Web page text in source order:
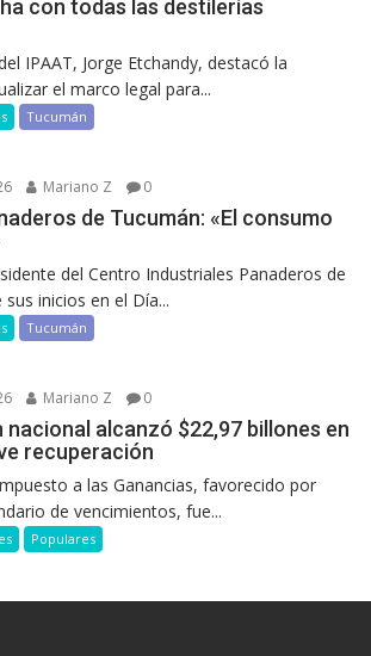
con todas las destilerías
IPAAT, Jorge Etchandy, destacó la
el marco legal para...
Tucumán
Mariano Z 0
de Tucumán: «El consumo
del Centro Industriales Panaderos de
inicios en el Día...
Tucumán
Mariano Z 0
alcanzó $22,97 billones en
recuperación
a las Ganancias, favorecido por
de vencimientos, fue...
Populares